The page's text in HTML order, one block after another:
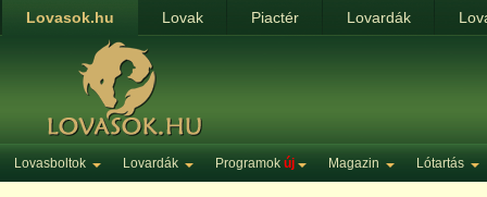
Lovasok.hu Lovak Piactér Lovardák
Lovasboltok Lovardák Programok új Magazin Lótartás